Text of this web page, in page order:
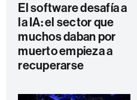
El software desafía a
la IA: el sector que
muchos daban por
muerto empieza a
recuperarse